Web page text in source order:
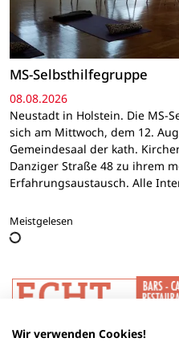
MS-Selbsthilfegruppe
08.08.2026
Neustadt in Holstein. Die
sich am Mittwoch, dem 12.
Gemeindesaal der kath.
Danziger Straße 48 zu ihrem
Erfahrungsaustausch. Alle
Meistgelesen
Wir verwenden Cookies!